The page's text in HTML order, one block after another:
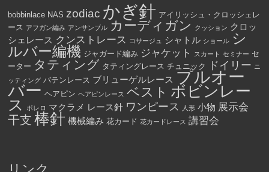
bobbinlace NAS zodiac かぎ針 アイリッシュ・クロッシェレ
ース アフガン編み アンサンブル カーディガン クッション クロッ
シェレース クンストレース コサージュ シャトル ショール シ
ルバー編機 ジャガード編み ジャケット スカート セミナー セ
ーター タティング タティングレース チュニック ドイリー ニ
ッティング バテンレース ブリューゲルレース プルオー
バー ヘアピン ヘアピンレース ベスト ボビンレー
ス ボレロ マクラメ レース針 ワンピース 人形 小物 展示会
干支 棒針 機械編み 花カード 花カードレース 講習会